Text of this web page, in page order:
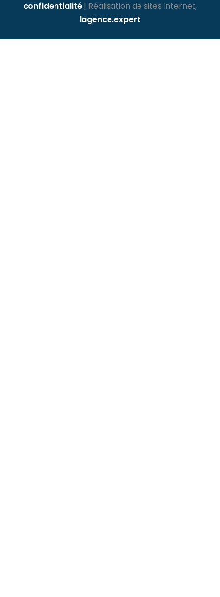
confidentialité | Réalisation de sites Internet,
lagence.expert